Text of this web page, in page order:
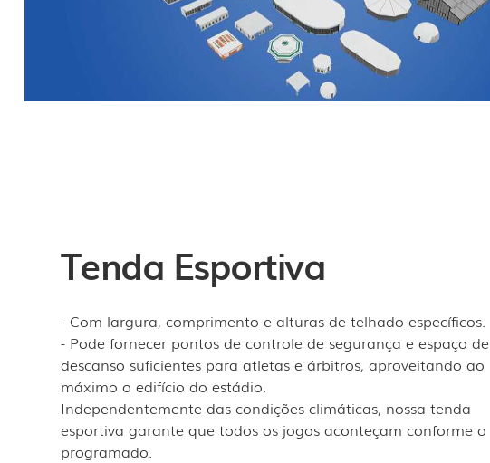
Tenda Esportiva
- Com largura, comprimento e alturas de telhado específicos.
- Pode fornecer pontos de controle de segurança e espaço de
descanso suficientes para atletas e árbitros, aproveitando ao
máximo o edifício do estádio.
Independentemente das condições climáticas, nossa tenda
esportiva garante que todos os jogos aconteçam conforme o
programado.